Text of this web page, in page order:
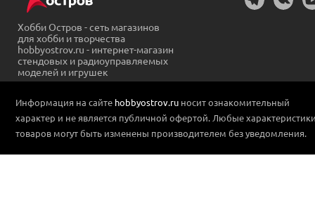
Хобби Остров - сеть магазинов
для хобби и творчества
hobbyostrov.ru - интернет-магазин
стендовых и радиоуправляемых
моделей и игрушек
Информация на сайте hobbyostrov.ru носит ознакомительный
характер и не является публичной офертой. Любые
товаров могут быть изменены производителем без уведомления.